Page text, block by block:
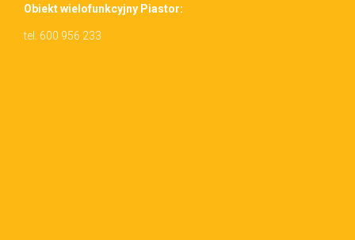
Obiekt wielo­funkcyjny Piastor:
tel. 600 956 233